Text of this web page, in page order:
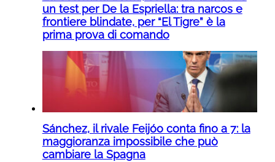
un test per De la Espriella: tra narcos e
frontiere blindate, per “El Tigre” è la
prima prova di comando
Sánchez, il rivale Feijóo conta fino a 7: la
maggioranza impossibile che può
cambiare la Spagna